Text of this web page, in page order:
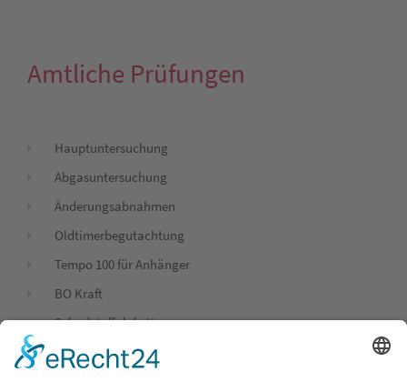
Amtliche Prüfungen
Hauptuntersuchung
Abgasuntersuchung
Änderungsabnahmen
Oldtimerbegutachtung
Tempo 100 für Anhänger
BO Kraft
Schadstoffplakette
Gasprüfung - GWP (LPG)